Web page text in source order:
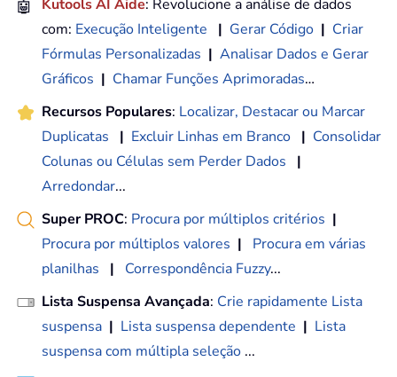
🤖 Kutools AI Aide: Revolucione a análise de dados
com: Execução Inteligente | Gerar Código | Criar
Fórmulas Personalizadas | Analisar Dados e Gerar
Gráficos | Chamar Funções Aprimoradas…
Recursos Populares: Localizar, Destacar ou Marcar
Duplicatas
| Excluir Linhas em Branco | Consolidar
Colunas ou Células sem Perder Dados
|
Arredondar...
Super PROC: Procura por múltiplos critérios |
Procura por múltiplos valores |
Procura em várias
planilhas
| Correspondência Fuzzy...
Lista Suspensa Avançada: Crie rapidamente Lista
suspensa | Lista suspensa dependente | Lista
suspensa com múltipla seleção ...